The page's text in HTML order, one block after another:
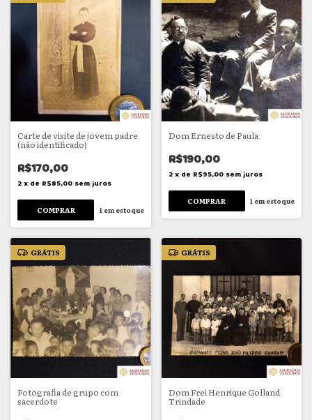
Carte de visite de jovem padre
(não identificado)
R$170,00
2 x de R$85,00 sem juros
1 em estoque
Dom Ernesto de Paula
R$190,00
2 x de R$95,00 sem juros
1 em estoque
GRÁTIS
Fotografia de grupo com
sacerdote
GRÁTIS
Dom Frei Henrique Golland
Trindade